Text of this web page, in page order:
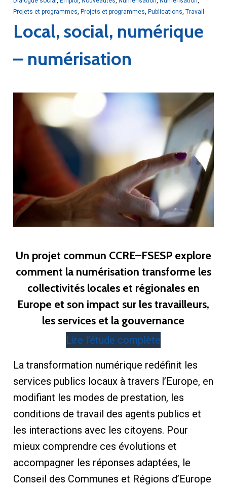
Projets et programmes Projets et programmes Publications Travail
Local, social, numérique
– numérisation
Un projet commun CCRE–FSESP explore
comment la numérisation transforme les
collectivités locales et régionales en
Europe et son impact sur les travailleurs,
les services et la gouvernance
Lire l’étude complète
La transformation numérique redéfinit les
services publics locaux à travers l’Europe, en
modifiant les modes de prestation, les
conditions de travail des agents publics et
les interactions avec les citoyens. Pour
mieux comprendre ces évolutions et
accompagner les réponses adaptées, le
Conseil des Communes et Régions d’Europe